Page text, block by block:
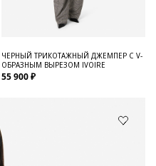
ЧЕРНЫЙ ТРИКОТАЖНЫЙ ДЖЕМПЕР С V-
ОБРАЗНЫМ ВЫРЕЗОМ IVOIRE
55 900 ₽